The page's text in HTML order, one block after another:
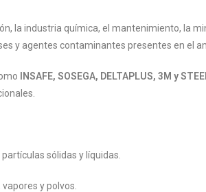
la industria química, el mantenimiento, la
y agentes contaminantes presentes en el
INSAFE, SOSEGA, DELTAPLUS, 3M y
sólidas y líquidas.
y polvos.